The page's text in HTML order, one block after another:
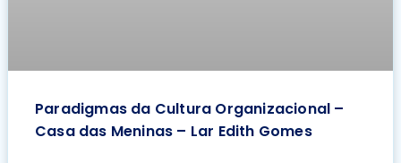
Paradigmas da Cultura Organizacional –
Casa das Meninas – Lar Edith Gomes